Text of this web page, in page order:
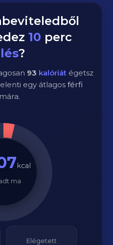
10 perc
?
93 kalóriátégetsz
egy átlagos férfi
kcal
ma
Elégetett